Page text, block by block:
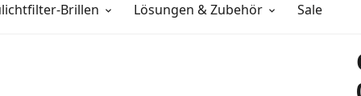
Brillen Lösungen & Zubehör sale